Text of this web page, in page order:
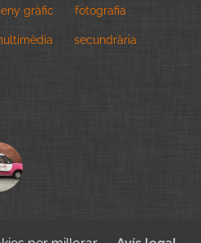
gràfic fotografia
secundrària